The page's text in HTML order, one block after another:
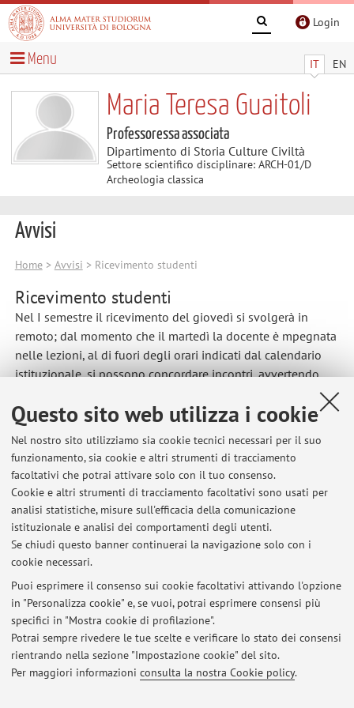
Questo sito web utilizza i cookie
Nel nostro sito utilizziamo sia cookie tecnici necessari per il suo
funzionamento, sia cookie e altri strumenti di tracciamento
facoltativi che potrai attivare solo con il tuo consenso.
Cookie e altri strumenti di tracciamento facoltativi sono usati per
analisi statistiche, misure sull'efficacia della comunicazione
istituzionale e analisi dei comportamenti degli utenti.
Se chiudi questo banner continuerai la navigazione solo con i
cookie necessari.
Puoi esprimere il consenso sui cookie facoltativi attivando l'opzione
in "Personalizza cookie" e, se vuoi, potrai esprimere consensi più
specifici in "Mostra cookie di profilazione".
Potrai sempre rivedere le tue scelte e verificare lo stato dei consensi
rientrando nella sezione "Impostazione cookie" del sito.
Per maggiori informazioni consulta la nostra Cookie policy.
Login
IT EN
Menu
Maria Teresa Guaitoli
Professoressa associata
Dipartimento di Storia Culture Civiltà
Settore scientifico disciplinare: ARCH-01/D
Archeologia classica
Avvisi
Home> Avvisi > Ricevimento studenti
Ricevimento studenti
Nel I semestre il ricevimento del giovedì si svolgerà in
remoto; dal momento che il martedì la docente è mpegnata
nelle lezioni, al di fuori degli orari indicati dal calendario
istituzionale, si possono concordare incontri, avvertendo
Pubblicato il: 23 settembre 2021
Ultimi avvisi
Lezione di Museologia archeologica
Pubblicato il: 05 marzo 2023
Tirocini curriculari nel settore archeologico
Pubblicato il: 06 ottobre 2022
Cambio orari e aule del coso di Storia dell'Archeologia (LM)
Pubblicato il: 03 novembre 2021